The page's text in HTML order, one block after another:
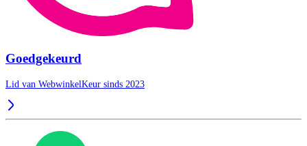
Goedgekeurd
Lid van WebwinkelKeur sinds 2023